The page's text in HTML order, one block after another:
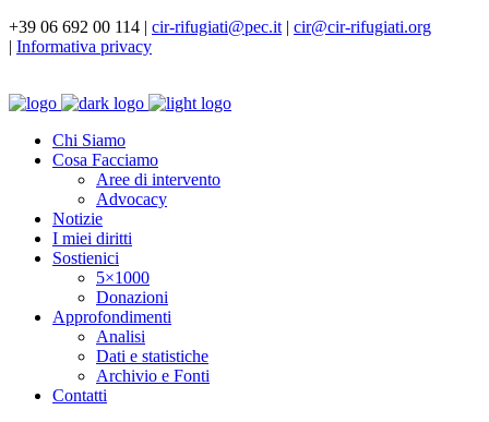
+39 06 692 00 114 | cir-rifugiati@pec.it | cir@cir-rifugiati.org
| Informativa privacy
Chi Siamo
Cosa Facciamo
Aree di intervento
Advocacy
Notizie
I miei diritti
Sostienici
5×1000
Donazioni
Approfondimenti
Analisi
Dati e statistiche
Archivio e Fonti
Contatti